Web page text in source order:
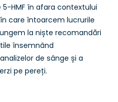
HMF în afara contextului
care întoarcem lucrurile
la niște recomandări
însemnând
de sânge și a
pe pereți.